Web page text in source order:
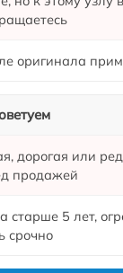
оригинала
дорогая или
продажей
старше 5 лет,
срочно